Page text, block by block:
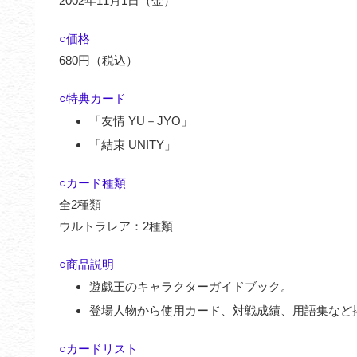
○価格
680円（税込）
○特典カード
「友情 YU－JYO」
「結束 UNITY」
○カード種類
全2種類
ウルトラレア：2種類
○商品説明
遊戯王のキャラクターガイドブック。
登場人物から使用カード、対戦成績、用語集など
○カードリスト